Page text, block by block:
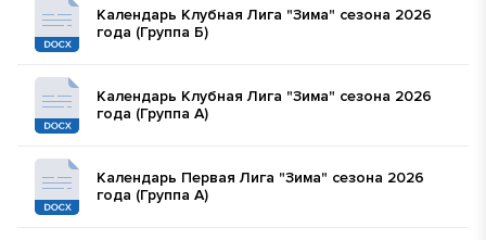
Календарь Клубная Лига "Зима" сезона 2026
года (Группа Б)
Календарь Клубная Лига "Зима" сезона 2026
года (Группа А)
Календарь Первая Лига "Зима" сезона 2026
года (Группа А)